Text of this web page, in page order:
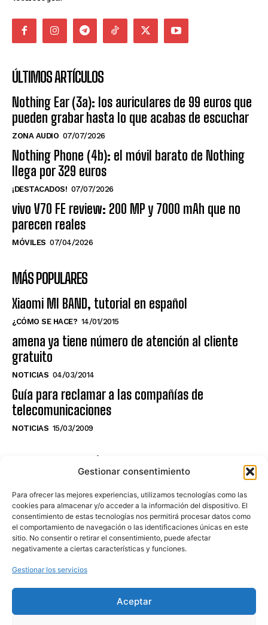
Gestionar consentimiento
Para ofrecer las mejores experiencias, utilizamos tecnologías como las
cookies para almacenar y/o acceder a la información del dispositivo. El
consentimiento de estas tecnologías nos permitirá procesar datos como
el comportamiento de navegación o las identificaciones únicas en este
sitio. No consentir o retirar el consentimiento, puede afectar
negativamente a ciertas características y funciones.
Gestionar los servicios
Aceptar
ÚLTIMOS ARTÍCULOS
Nothing Ear (3a): los auriculares de 99 euros que
pueden grabar hasta lo que acabas de escuchar
ZONA AUDIO 07/07/2026
Nothing Phone (4b): el móvil barato de Nothing
llega por 329 euros
¡DESTACADOS! 07/07/2026
vivo V70 FE review: 200 MP y 7000 mAh que no
parecen reales
MÓVILES 07/04/2026
MÁS POPULARES
Xiaomi MI BAND, tutorial en español
¿CÓMO SE HACE? 14/01/2015
amena ya tiene número de atención al cliente
gratuito
NOTICIAS 04/03/2014
Guía para reclamar a las compañías de
telecomunicaciones
NOTICIAS 15/03/2009
NO TE PIERDAS LO ÚLTIMO DEL CANAL
Haz clic en «Estoy de acuerdo» para
activar Youtube
POLÍTICA DE COOKIES